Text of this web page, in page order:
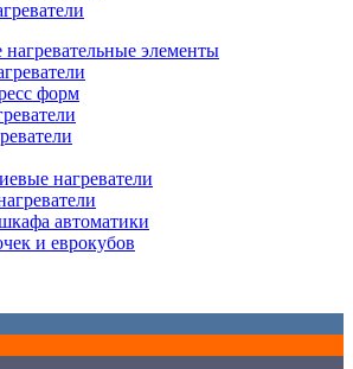
нагревательные элементы
форм
нагреватели
автоматики
и еврокубов